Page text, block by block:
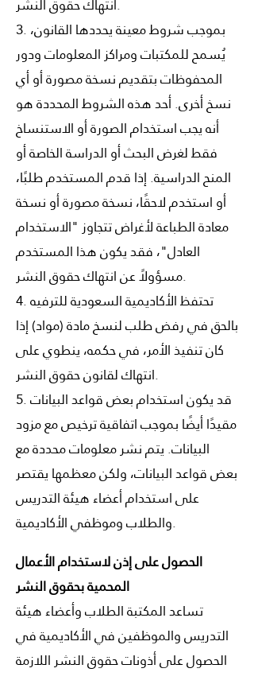
انتهاك حقوق النشر.
3. بموجب شروط معينة يحددها القانون،
يُسمح للمكتبات ومراكز المعلومات ودور
المحفوظات بتقديم نسخة مصورة أو أي
نسخ أخرى. أحد هذه الشروط المحددة هو
أنه يجب استخدام الصورة أو الاستنساخ
فقط لغرض البحث أو الدراسة الخاصة أو
المنح الدراسية. إذا قدم المستخدم طلبًا،
أو استخدم لاحقًا، نسخة مصورة أو نسخة
معادة الطباعة لأغراض تتجاوز "الاستخدام
العادل"، فقد يكون هذا المستخدم
مسؤولاً عن انتهاك حقوق النشر.
4. تحتفظ الأكاديمية السعودية للترفيه
بالحق في رفض طلب لنسخ مادة (مواد) إذا
كان تنفيذ الأمر، في حكمه، ينطوي على
انتهاك لقانون حقوق النشر.
5. قد يكون استخدام بعض قواعد البيانات
مقيدًا أيضًا بموجب اتفاقية ترخيص مع مزود
البيانات. يتم نشر معلومات محددة مع
بعض قواعد البيانات، ولكن معظمها يقتصر
على استخدام أعضاء هيئة التدريس
والطلاب وموظفي الأكاديمية.
الحصول على إذن لاستخدام الأعمال
المحمية بحقوق النشر
تساعد المكتبة الطلاب وأعضاء هيئة
التدريس والموظفين في الأكاديمية في
الحصول على أذونات حقوق النشر اللازمة